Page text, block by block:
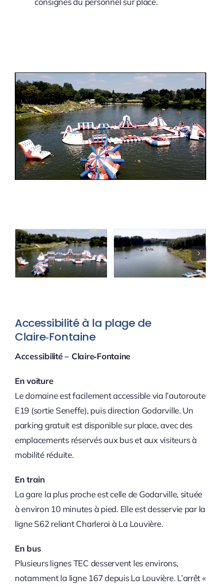
Accessibilité à la plage de
Claire‑Fontaine
Accessibilité – Claire‑Fontaine
En voiture
Le domaine est facilement accessible via l’autoroute
E19 (sortie Seneffe), puis direction Godarville. Un
parking gratuit est disponible sur place, avec des
emplacements réservés aux bus et aux visiteurs à
mobilité réduite.
En train
La gare la plus proche est celle de Godarville, située
à environ 10 minutes à pied. Elle est desservie par la
ligne S62 reliant Charleroi à La Louvière.
En bus
Plusieurs lignes TEC desservent les environs,
notamment la ligne 167 depuis La Louvière. L’arrêt «